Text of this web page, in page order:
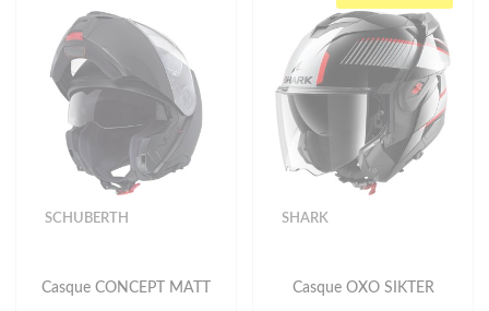
SCHUBERTH
Casque CONCEPT MATT
SHARK
Casque OXO SIKTER